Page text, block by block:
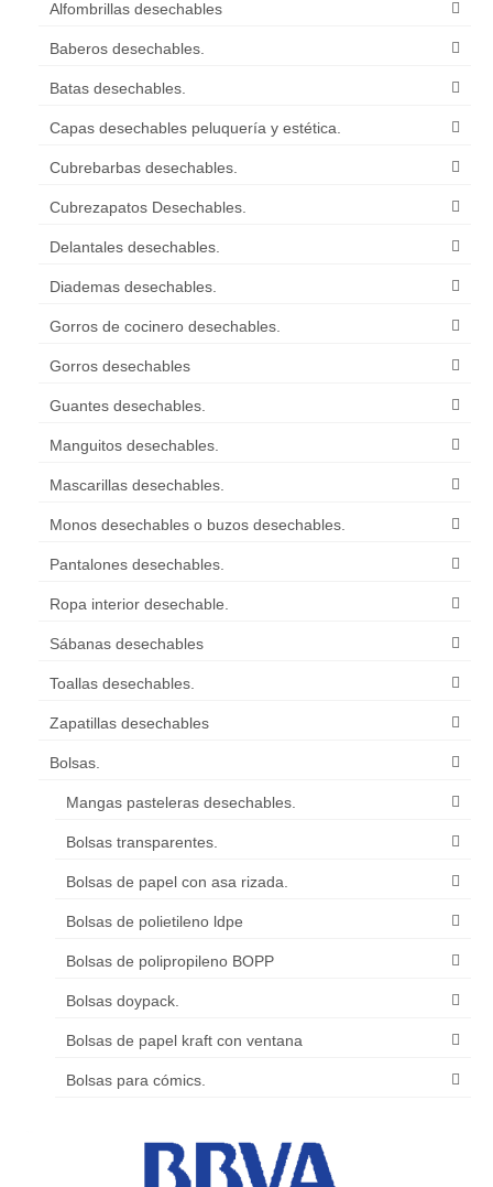
Alfombrillas desechables
Baberos desechables.
Batas desechables.
Capas desechables peluquería y estética.
Cubrebarbas desechables.
Cubrezapatos Desechables.
Delantales desechables.
Diademas desechables.
Gorros de cocinero desechables.
Gorros desechables
Guantes desechables.
Manguitos desechables.
Mascarillas desechables.
Monos desechables o buzos desechables.
Pantalones desechables.
Ropa interior desechable.
Sábanas desechables
Toallas desechables.
Zapatillas desechables
Bolsas.
Mangas pasteleras desechables.
Bolsas transparentes.
Bolsas de papel con asa rizada.
Bolsas de polietileno ldpe
Bolsas de polipropileno BOPP
Bolsas doypack.
Bolsas de papel kraft con ventana
Bolsas para cómics.